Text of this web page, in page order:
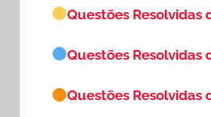
Questões Resolvidas
Questões Resolvidas
Questões Resolvidas